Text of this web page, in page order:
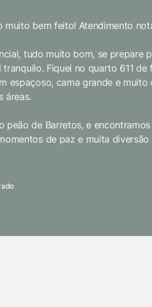
muito bem feito! Atendimento
tudo muito bom, se prepare
Fiquei no quarto 611 de
espaçoso, cama grande e
áreas.
peão de Barretos, e
de paz e muita diversão